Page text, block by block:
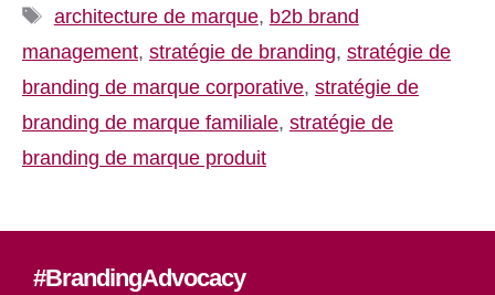
Étiquettes
architecture de marque, b2b brand
management, stratégie de branding, stratégie de
branding de marque corporative, stratégie de
branding de marque familiale, stratégie de
branding de marque produit
#BrandingAdvocacy